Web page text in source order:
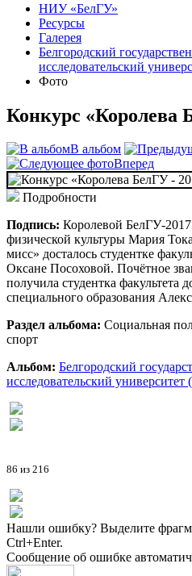
НИУ «БелГУ»
Ресурсы
Галерея
Белгородский
исследовательский
Фото
Конкурс «Королева
В альбом
Вперед
Подробности
Подпись: Королевой БелГУ-2017
физической культуры Мария
мисс» досталось студентке
Оксане Посоховой. Почётное
получила студентка факультета
специального образования
Раздел альбома: Социальная
спорт
Альбом: Белгородский
исследовательский университет
86 из 216
Нашли ошибку? Выделите
Ctrl+Enter.
Сообщение об ошибке